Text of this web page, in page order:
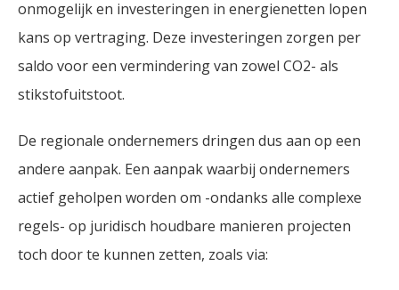
onmogelijk en investeringen in energienetten lopen
kans op vertraging. Deze investeringen zorgen per
saldo voor een vermindering van zowel CO2- als
stikstofuitstoot.
De regionale ondernemers dringen dus aan op een
andere aanpak. Een aanpak waarbij ondernemers
actief geholpen worden om -ondanks alle complexe
regels- op juridisch houdbare manieren projecten
toch door te kunnen zetten, zoals via: